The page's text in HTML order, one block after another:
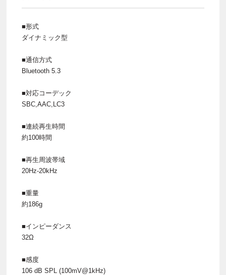
■形式
ダイナミック型
■通信方式
Bluetooth 5.3
■対応コーデック
SBC,AAC,LC3
■連続再生時間
約100時間
■再生周波帯域
20Hz-20kHz
■重量
約186g
■インピーダンス
32Ω
■感度
106 dB SPL (100mV@1kHz)